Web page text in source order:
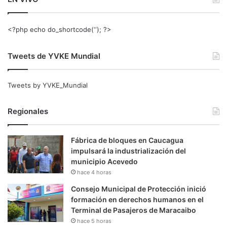
<?php echo do_shortcode(‘‘); ?>
Tweets de YVKE Mundial
Tweets by YVKE_Mundial
Regionales
Fábrica de bloques en Caucagua
impulsará la industrialización del
municipio Acevedo
hace 4 horas
Consejo Municipal de Protección inició
formación en derechos humanos en el
Terminal de Pasajeros de Maracaibo
hace 5 horas